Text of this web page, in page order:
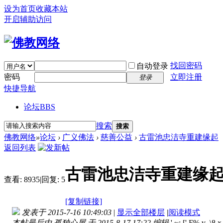
设为首页收藏本站
开启辅助访问
自动登录 找回密码
密码
登录
立即注册
快捷导航
论坛BBS
搜索 搜索
佛教网络»论坛 › 广义佛法 › 慈善公益 › 古雷池忠洁寺重建缘起
返回列表
查看: 8935|回复: 5古雷池忠洁寺重建缘起
[复制链接]
发表于 2015-7-16 10:49:03 | 显示全部楼层 |阅读模式